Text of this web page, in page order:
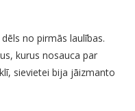
no pirmās laulības.
kurus nosauca par
sievietei bija jāizmanto